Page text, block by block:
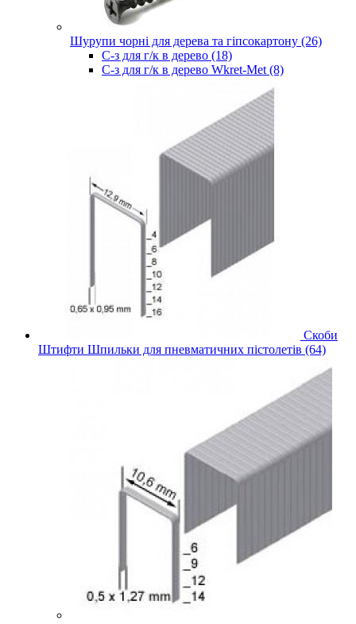
Шурупи чорні для дерева та гіпсокартону (26)
С-з для г/к в дерево (18)
С-з для г/к в дерево Wkret-Met (8)
Скоби
Штифти Шпильки для пневматичних пістолетів (64)